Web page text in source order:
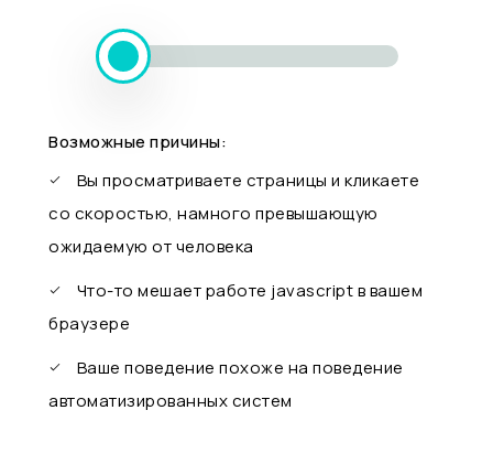
Возможные причины:
Вы просматриваете страницы и кликаете
со скоростью, намного превышающую
ожидаемую от человека
Что-то мешает работе javascript в вашем
браузере
Ваше поведение похоже на поведение
автоматизированных систем